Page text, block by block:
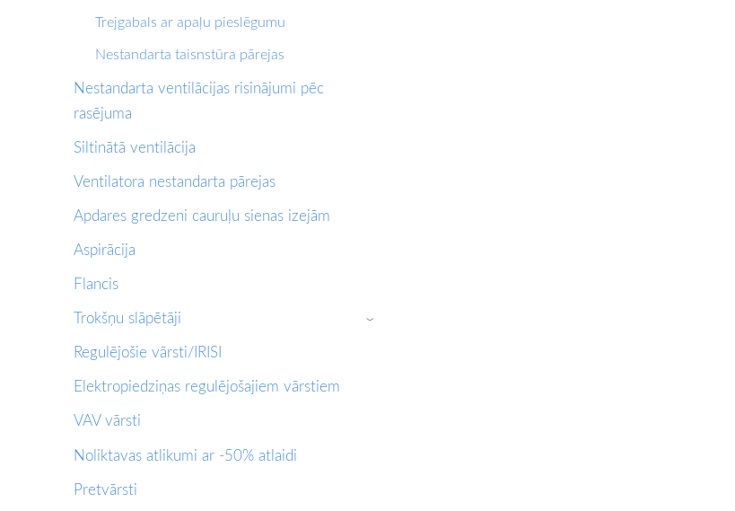
Trejgabals ar apaļu pieslēgumu
Nestandarta taisnstūra pārejas
Nestandarta ventilācijas risinājumi pēc
rasējuma
Siltinātā ventilācija
Ventilatora nestandarta pārejas
Apdares gredzeni cauruļu sienas izejām
Aspirācija
Flancis
Trokšņu slāpētāji
›
Regulējošie vārsti/IRISI
Elektropiedziņas regulējošajiem vārstiem
VAV vārsti
Noliktavas atlikumi ar -50% atlaidi
Pretvārsti